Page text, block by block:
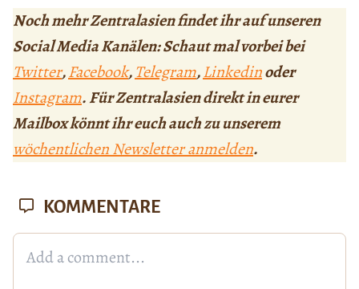
Noch mehr Zentralasien findet ihr auf unseren
Social Media Kanälen: Schaut mal vorbei bei
Twitter,Facebook,Telegram,Linkedinoder
Instagram. Für Zentralasien direkt in eurer
Mailbox könnt ihr euch auch zu unserem
wöchentlichen Newsletter anmelden.
KOMMENTARE